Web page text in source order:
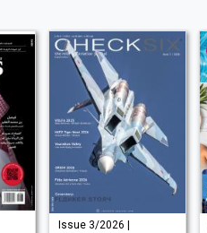
Issue 3/2026 |